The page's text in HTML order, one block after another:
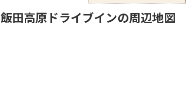
飯田高原ドライブインの周辺地図